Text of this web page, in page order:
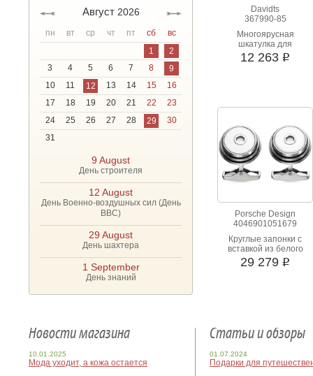
Август 2026
пн вт ср чт пт сб
вс
1
2
3
4 5 6 7 8
9
10
11 12 13 14 15
16
17
18 19 20 21 22
23
24
25 26 27 28 29
30
31
9 August
День строителя
12 August
День Военно-воздушных сил (День
ВВС)
29 August
День шахтера
1 September
День знаний
Davidts
367990-85
Многоярусная
шкатулка для
украшений синего
цвета
12 263 i
Porsche Design
4046901051679
Круглые запонки с
вставкой из белого
жемчуга
29 279 i
Новости магазина
10.01.2025
Мода уходит, а кожа остается
Статьи и обзоры
01.07.2024
Подарки для